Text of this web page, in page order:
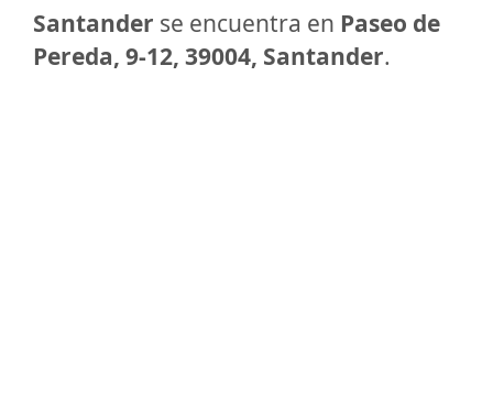
Santander se encuentra en Paseo de
Pereda, 9-12, 39004, Santander.